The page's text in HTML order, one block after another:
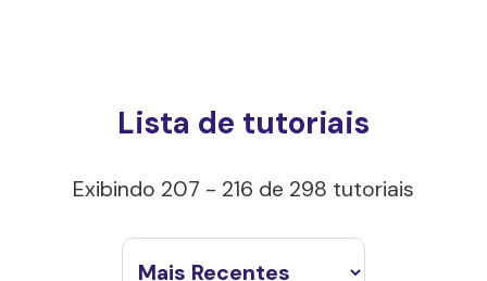
Lista de tutoriais
Exibindo 207 - 216 de 298 tutoriais